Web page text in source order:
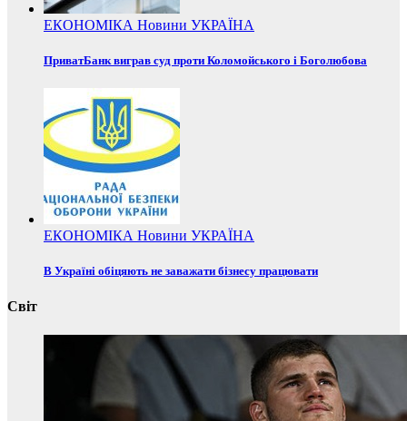
ЕКОНОМІКА Новини УКРАЇНА
ПриватБанк виграв суд проти Коломойського і Боголюбова
ЕКОНОМІКА Новини УКРАЇНА
В Україні обіцяють не заважати бізнесу працювати
Світ